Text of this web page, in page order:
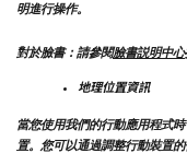
明進行操作。
對於臉書：請參閱臉書説明中心
地理位置資訊
當您使用我們的行動應用程式
置。您可以通過調整行動裝置